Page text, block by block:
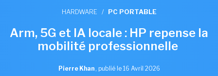
HARDWARE / PC PORTABLE
Arm, 5G et IA locale : HP repense la
mobilité professionnelle
Pierre Khan , publié le 16 Avril 2026